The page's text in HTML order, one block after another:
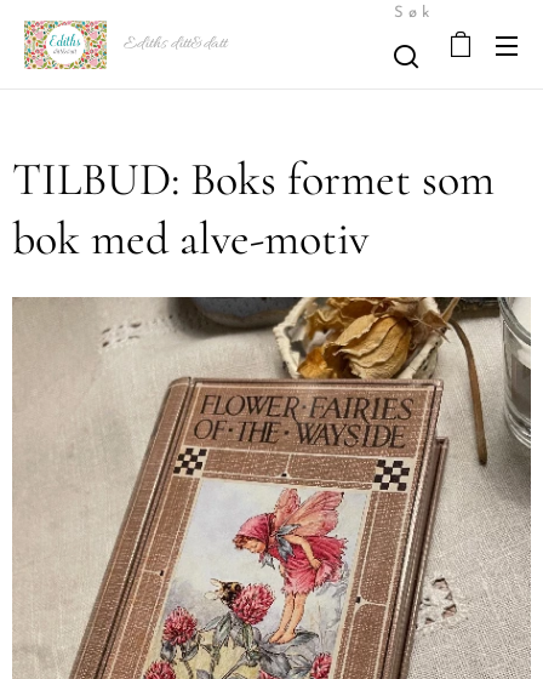
Ediths ditt&datt
Søk
TILBUD: Boks formet som
bok med alve-motiv